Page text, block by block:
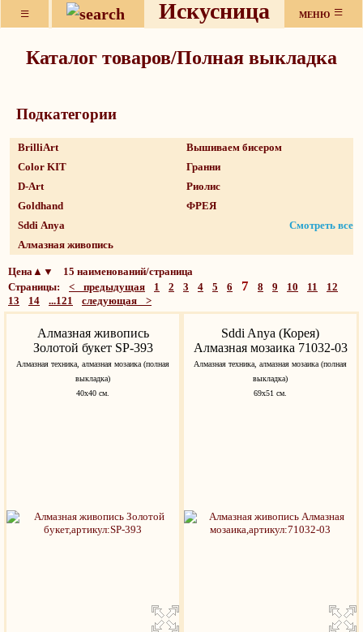
≡ Искусница МЕНЮ ≡
Каталог товаров/Полная выкладка
Подкатeгории
BrilliArt
Color KIT
D-Art
Goldhand
Sddi Anya
Алмазная живопись
Вышиваем бисером
Гранни
Риолис
ФРЕЯ
Смотреть все
Цена▲▼ 15 наименований/страница
Страницы: < предыдущая 1 2 3 4 5 6 7 8 9 10 11
12
13
14 ...121 следующая >
Алмазная живопись
Золотой букет SP-393
Алмазная техника, алмазная мозаика (полная
выкладка)
40х40 см.
Sddi Anya (Корея)
Алмазная мозаика 71032-03
Алмазная техника, алмазная мозаика (полная
выкладка)
69x51 см.